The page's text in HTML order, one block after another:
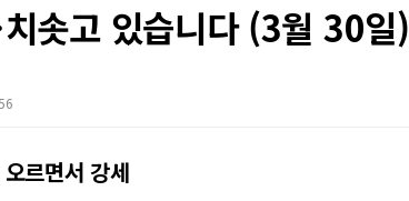
솟고 있습니다 (3월 30일)
르면서 강세